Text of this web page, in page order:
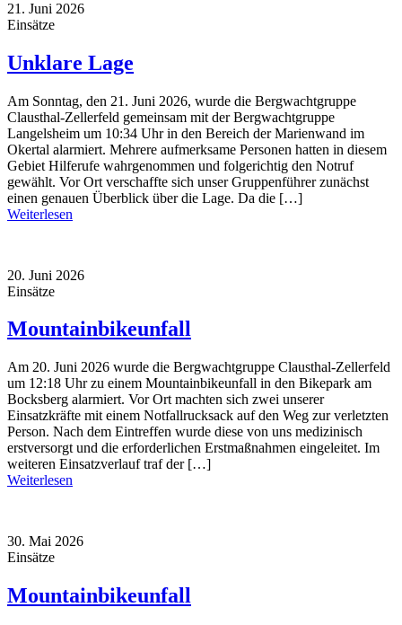
21. Juni 2026
Einsätze
Unklare Lage
Am Sonntag, den 21. Juni 2026, wurde die Bergwachtgruppe
Clausthal-Zellerfeld gemeinsam mit der Bergwachtgruppe
Langelsheim um 10:34 Uhr in den Bereich der Marienwand im
Okertal alarmiert. Mehrere aufmerksame Personen hatten in diesem
Gebiet Hilferufe wahrgenommen und folgerichtig den Notruf
gewählt. Vor Ort verschaffte sich unser Gruppenführer zunächst
einen genauen Überblick über die Lage. Da die […]
Weiterlesen
20. Juni 2026
Einsätze
Mountainbikeunfall
Am 20. Juni 2026 wurde die Bergwachtgruppe Clausthal-Zellerfeld
um 12:18 Uhr zu einem Mountainbikeunfall in den Bikepark am
Bocksberg alarmiert. Vor Ort machten sich zwei unserer
Einsatzkräfte mit einem Notfallrucksack auf den Weg zur verletzten
Person. Nach dem Eintreffen wurde diese von uns medizinisch
erstversorgt und die erforderlichen Erstmaßnahmen eingeleitet. Im
weiteren Einsatzverlauf traf der […]
Weiterlesen
30. Mai 2026
Einsätze
Mountainbikeunfall